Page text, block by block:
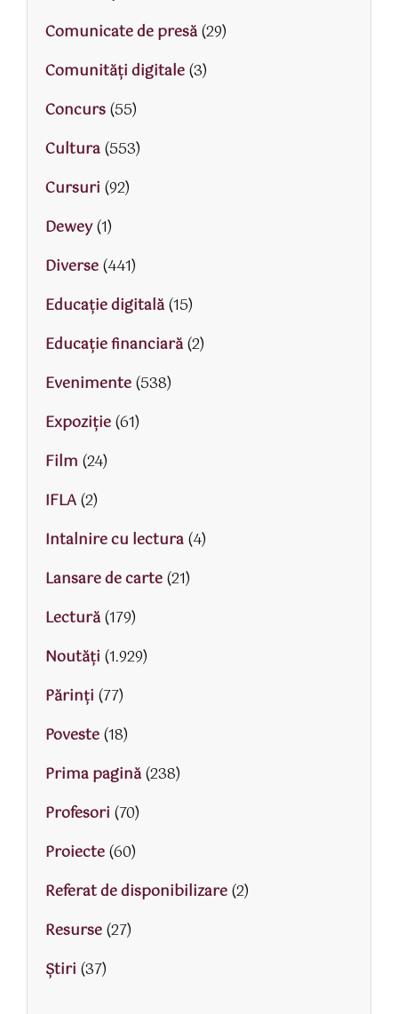
Comunicate de presă(29)
Comunități digitale(3)
Concurs(55)
Cultura(553)
Cursuri (92)
Dewey(1)
Diverse(441)
Educaţie digitală(15)
Educaţie financiară(2)
Evenimente(538)
Expoziție(61)
Film (24)
IFLA(2)
Intalnire cu lectura(4)
Lansare de carte(21)
Lectură(179)
Noutăți (1.929)
Părinţi (77)
Poveste(18)
Prima pagină(238)
Profesori (70)
Proiecte(60)
Referat de disponibilizare(2)
Resurse(27)
Știri (37)